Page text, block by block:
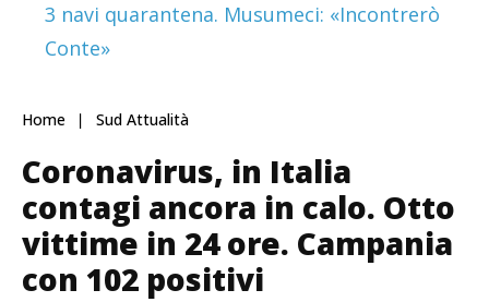
3 navi quarantena. Musumeci: «Incontrerò
Conte»
Home Sud Attualità
Coronavirus, in Italia
contagi ancora in calo. Otto
vittime in 24 ore. Campania
con 102 positivi